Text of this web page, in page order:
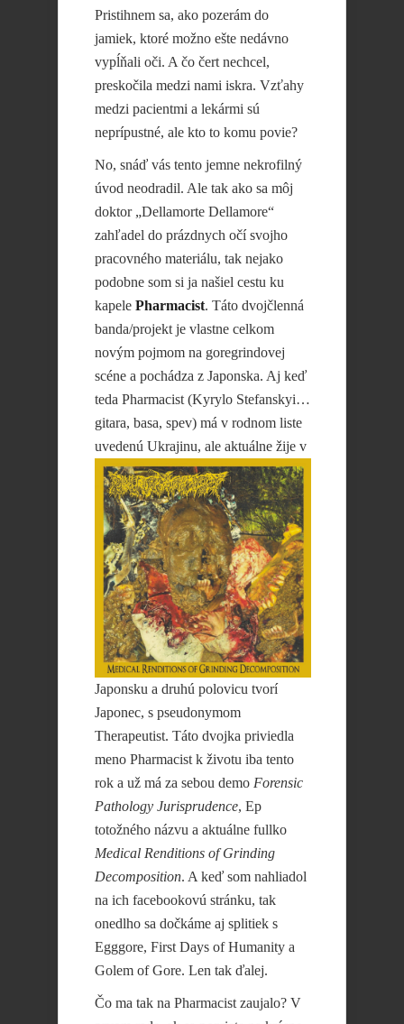
Pristihnem sa, ako pozerám do
jamiek, ktoré možno ešte nedávno
vypĺňali oči. A čo čert nechcel,
preskočila medzi nami iskra. Vzťahy
medzi pacientmi a lekármi sú
neprípustné, ale kto to komu povie?
No, snáď vás tento jemne nekrofilný
úvod neodradil. Ale tak ako sa môj
doktor „Dellamorte Dellamore“
zahľadel do prázdnych očí svojho
pracovného materiálu, tak nejako
podobne som si ja našiel cestu ku
kapele Pharmacist. Táto dvojčlenná
banda/projekt je vlastne celkom
novým pojmom na goregrindovej
scéne a pochádza z Japonska. Aj keď
teda Pharmacist (Kyrylo Stefanskyi…
gitara, basa, spev) má v rodnom liste
uvedenú Ukrajinu, ale aktuálne žije v
Japonsku a druhú polovicu tvorí
Japonec, s pseudonymom
Therapeutist. Táto dvojka priviedla
meno Pharmacist k životu iba tento
rok a už má za sebou demo Forensic
Pathology Jurisprudence, Ep
totožného názvu a aktuálne fullko
Medical Renditions of Grinding
Decomposition. A keď som nahliadol
na ich facebookovú stránku, tak
onedlho sa dočkáme aj splitiek s
Egggore, First Days of Humanity a
Golem of Gore. Len tak ďalej.
Čo ma tak na Pharmacist zaujalo? V